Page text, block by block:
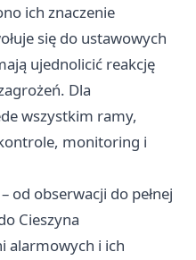
ich znaczenie
się do ustawowych
ujednolicić reakcję
Dla
wszystkim ramy,
monitoring i
od obserwacji do pełnej
Cieszyna
alarmowych i ich